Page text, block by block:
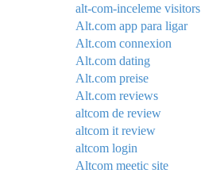
alt-com-inceleme visitors
Alt.com app para ligar
Alt.com connexion
Alt.com dating
Alt.com preise
Alt.com reviews
altcom de review
altcom it review
altcom login
Altcom meetic site